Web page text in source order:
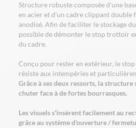
Structure robuste composée d'une
en acier et d'un cadre clippant double
anodisé. Afin de faciliter le stockage
possible de démonter le stop trottoir
du cadre.
Conçu pour rester en extérieur, le
résiste aux intempéries et
Grâce à ses deux ressorts, la
chuter face à de fortes bourrasques.
Les visuels s'insèrent facilement au
grâce au système d'ouverture /